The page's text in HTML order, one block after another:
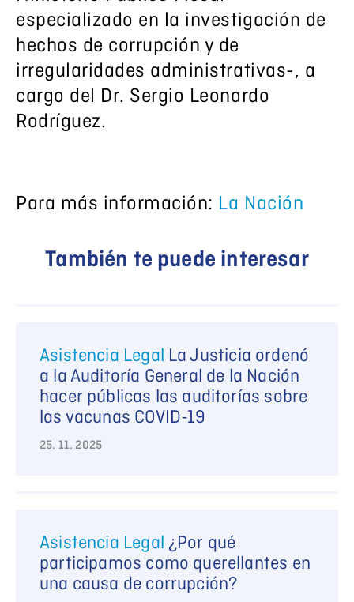
especializado en la investigación de
hechos de corrupción y de
irregularidades administrativas-, a
cargo del Dr. Sergio Leonardo
Rodríguez.
Para más información: La Nación
También te puede interesar
Asistencia Legal La Justicia ordenó
a la Auditoría General de la Nación
hacer públicas las auditorías sobre
las vacunas COVID-19
25. 11. 2025
Asistencia Legal ¿Por qué
participamos como querellantes en
una causa de corrupción?